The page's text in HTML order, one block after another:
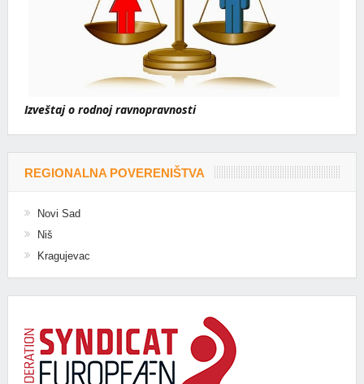
Izveštaj o rodnoj ravnopravnosti
REGIONALNA POVERENIŠTVA
Novi Sad
Niš
Kragujevac